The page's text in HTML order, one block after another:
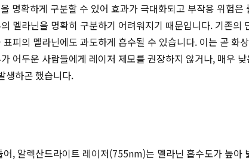
명확하게 구분할 수 있어 효과가 극대화되고 부작용 위험
멜라닌을 명확히 구분하기 어려워지기 때문입니다. 기존
피의 멜라닌에도 과도하게 흡수될 수 있습니다. 이는 곧
어두운 사람들에게 레이저 제모를 권장하지 않거나, 매우
생하곤 했습니다.
, 알렉산드라이트 레이저(755nm)는 멜라닌 흡수도가 높